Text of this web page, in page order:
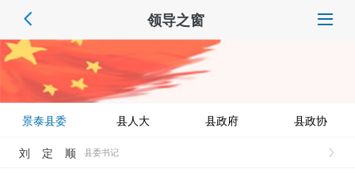
领导之窗
景泰县委 县人大 县政府 县政协
刘定顺 县委书记